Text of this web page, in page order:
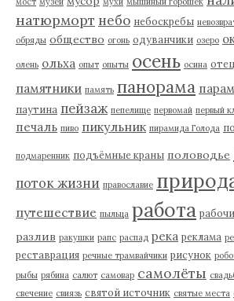
натюрморт небо небоскребы
обряды общество огонь одуванчики озеро
олень ольха опыт опыты осень осина отец
памятники память панорама
паутина пейзаж пепелище первомай первый
печаль пиво пикульник пирамида Голода
подмаренник подъёмные краны половодье
поток жизни православие
путешествие пыльца работа
разлив ракушки рапс распад река реклама
реставрация речные трамвайчики рисунок
рыбы рябина салют самовар самолёты
свечение свиязь святой источник святые места